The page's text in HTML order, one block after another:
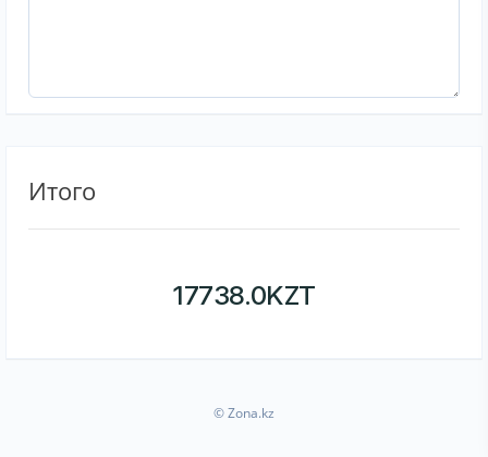
Итого
17738.0KZT
© Zona.kz